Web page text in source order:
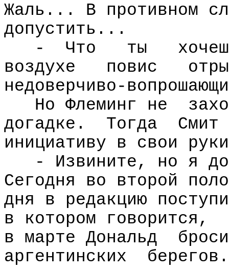
Жаль... В противном
допустить...
-
Что ты
воздухе
повис
недоверчиво-
Но Флеминг не
догадке.
Тогда
Смит
инициативу в свои
- Извините, но я
Сегодня во второй
дня в редакцию
в котором говорится,
в марте Дональд
аргентинских
берегов.